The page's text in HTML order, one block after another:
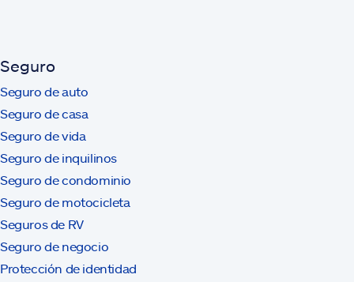
Seguro
Seguro de auto
Seguro de casa
Seguro de vida
Seguro de inquilinos
Seguro de condominio
Seguro de motocicleta
Seguros de RV
Seguro de negocio
Protección de identidad